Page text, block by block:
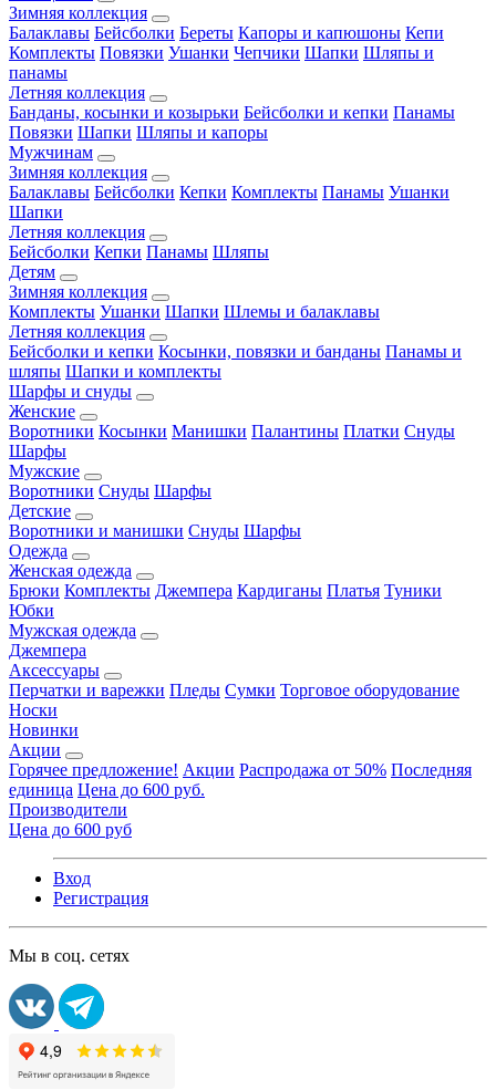
Зимняя коллекция
Балаклавы Бейсболки Береты Капоры и капюшоны Кепи
Комплекты Повязки Ушанки Чепчики Шапки Шляпы и
панамы
Летняя коллекция
Банданы, косынки и козырьки Бейсболки и кепки Панамы
Повязки Шапки Шляпы и капоры
Мужчинам
Зимняя коллекция
Балаклавы Бейсболки Кепки Комплекты Панамы Ушанки
Шапки
Летняя коллекция
Бейсболки Кепки Панамы Шляпы
Детям
Зимняя коллекция
Комплекты Ушанки Шапки Шлемы и балаклавы
Летняя коллекция
Бейсболки и кепки Косынки, повязки и банданы Панамы и
шляпы Шапки и комплекты
Шарфы и снуды
Женские
Воротники Косынки Манишки Палантины Платки Снуды
Шарфы
Мужские
Воротники Снуды Шарфы
Детские
Воротники и манишки Снуды Шарфы
Одежда
Женская одежда
Брюки Комплекты Джемпера Кардиганы Платья Туники
Юбки
Мужская одежда
Джемпера
Аксессуары
Перчатки и варежки Пледы Сумки Торговое оборудование
Носки
Новинки
Акции
Горячее предложение! Акции Распродажа от 50% Последняя
единица Цена до 600 руб.
Производители
Цена до 600 руб
Вход
Регистрация
Мы в соц. сетях